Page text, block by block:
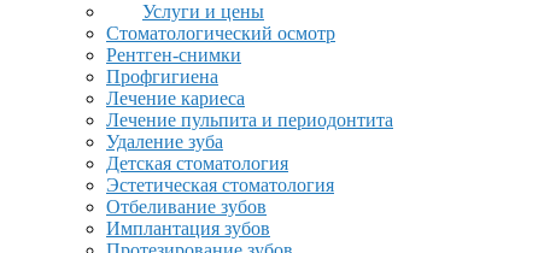
Услуги и цены
Стоматологический осмотр
Рентген-снимки
Профгигиена
Лечение кариеса
Лечение пульпита и периодонтита
Удаление зуба
Детская стоматология
Эстетическая стоматология
Отбеливание зубов
Имплантация зубов